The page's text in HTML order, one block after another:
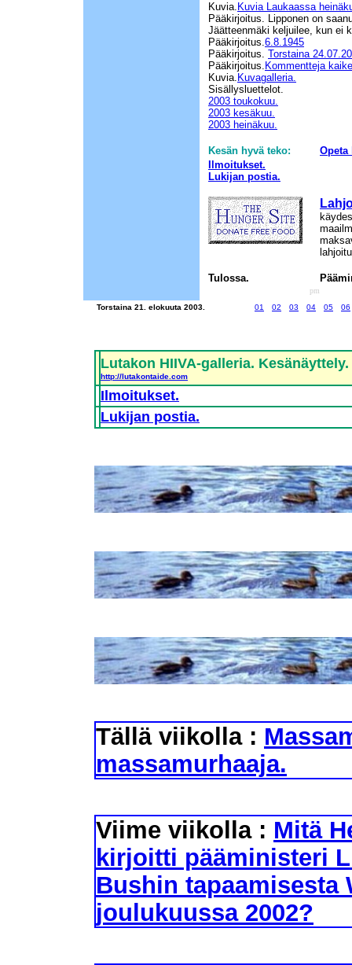
Kuvia. Kuvia Laukaassa
Pääkirjoitus. Lipponen on
Jäätteenmäki keljuilee, kun ei
Pääkirjoitus.6.8.1945
Pääkirjoitus. Torstaina
Pääkirjoitus. Kommentteja
Kuvia. Kuvagalleria.
Sisällysluettelot.
2003 toukokuu.
2003 kesäkuu.
2003 heinäkuu.
Kesän hyvä teko:
Opeta
Ilmoitukset.
Lukijan postia.
Tulossa.
pm
Torstaina 21. elokuuta 2003.
01 02 03 04 05 06
Lutakon HIIVA-galleria. Kesänäyttely.
http://lutakontaide.com
Ilmoitukset.
Lukijan postia.
Tällä viikolla :
massamurhaaja.
Viime viikolla : Mitä
kirjoitti pääministeri
Bushin tapaamisesta
joulukuussa 2002?